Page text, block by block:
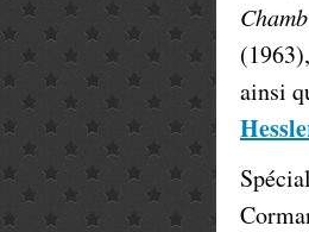
(1963),
ainsi